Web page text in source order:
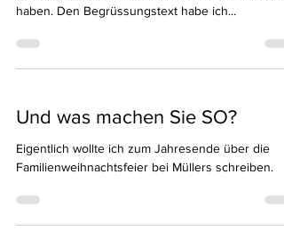
haben. Den Begrüssungstext habe ich...
Und was machen Sie SO?
Eigentlich wollte ich zum Jahresende über die
Familienweihnachtsfeier bei Müllers schreiben.